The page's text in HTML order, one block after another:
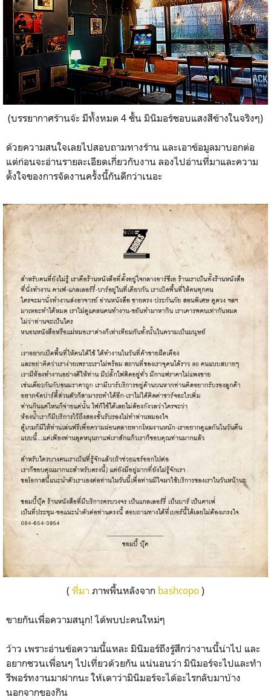
(บรรยากาศร้านจ้ะ มีทั้งหมด 4 ชั้น มินิมอร์ชอบแสงสีข้างในจริงๆ)
ด้วยความสนใจเลยไปสอบถามทางร้าน และเอาข้อมูลมาบอกต่อ
แต่ก่อนจะอ่านรายละเอียดเกี่ยวกับงาน ลองไปอ่านที่มาและความ
ตั้งใจของการจัดงานครั้งนี้กันดีกว่าเนอะ
( ที่มา ภาพพื้นหลังจาก bashcopo )
ขายกันเพื่อความสนุก! ได้พบปะคนใหม่ๆ
ว้าว เพราะอ่านข้อความนี้แหละ มินิมอร์ถึงรู้สึกว่างานนี้น่าไป และ
อยากชวนเพื่อนๆ ไปเที่ยวด้วยกัน แน่นอนว่า มินิมอร์จะไปและทำ
รีพอร์ทงานมาฝากนะ ให้เดาว่ามินิมอร์จะได้อะไรกลับมาบ้าง
นอกจากของกิน